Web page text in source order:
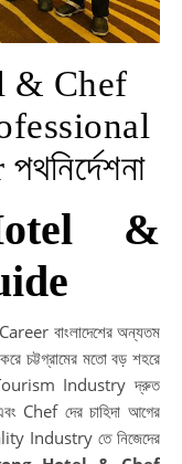
& Chef
&
চট্টগ্রামের মতো বড় শহরে
Industry দ্রুত
Chef দের চাহিদা আগের
Industry তে নিজেদের